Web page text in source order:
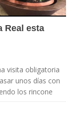
Real esta
visita obligatoria
unos días con
los rincone